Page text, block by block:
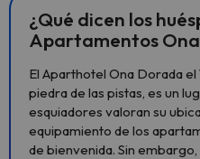
¿Qué dicen los
Apartamentos
El Aparthotel Ona Dorada
piedra de las pistas, es un
esquiadores valoran su
equipamiento de los
de bienvenida. Sin